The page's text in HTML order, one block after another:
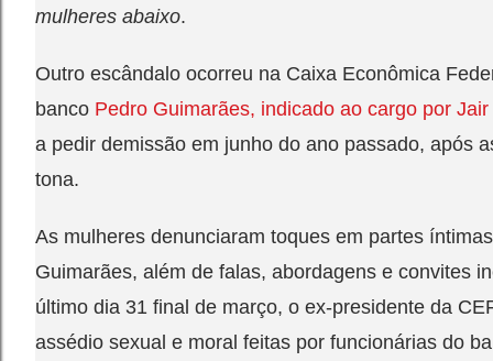
mulheres abaixo.
Outro escândalo ocorreu na Caixa Econômica
banco Pedro Guimarães, indicado ao cargo por
a pedir demissão em junho do ano passado, após
tona.
As mulheres denunciaram toques em partes
Guimarães, além de falas, abordagens e convites
último dia 31 final de março, o ex-presidente da
assédio sexual e moral feitas por funcionárias do